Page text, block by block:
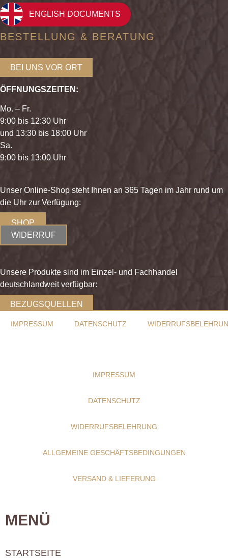
ENGLISH DOCUMENTS
BESTELLUNG & BERATUNG
BEI UNS VOR ORT
ÖFFNUNGSZEITEN:
Mo. – Fr.
9:00 bis 12:30 Uhr
und 13:30 bis 18:00 Uhr
Sa.
9:00 bis 13:00 Uhr
Unser Online-Shop steht Ihnen an 365 Tagen im Jahr rund um
die Uhr zur Verfügung:
SHOP
WIDERRUF
Unsere Produkte sind im Einzel- und Fachhandel
deutschlandweit verfügbar:
BEZUGSQUELLEN
IMPRESSUM DATENSCHUTZ
IMPRESSUM
DATENSCHUTZ
WIDERRUFSBELEHRUNG
ALLGEMEINE GESCHÄFTSBEDINGUNGEN
VERSAND & LIEFERUNG
MENÜ
STARTSEITE